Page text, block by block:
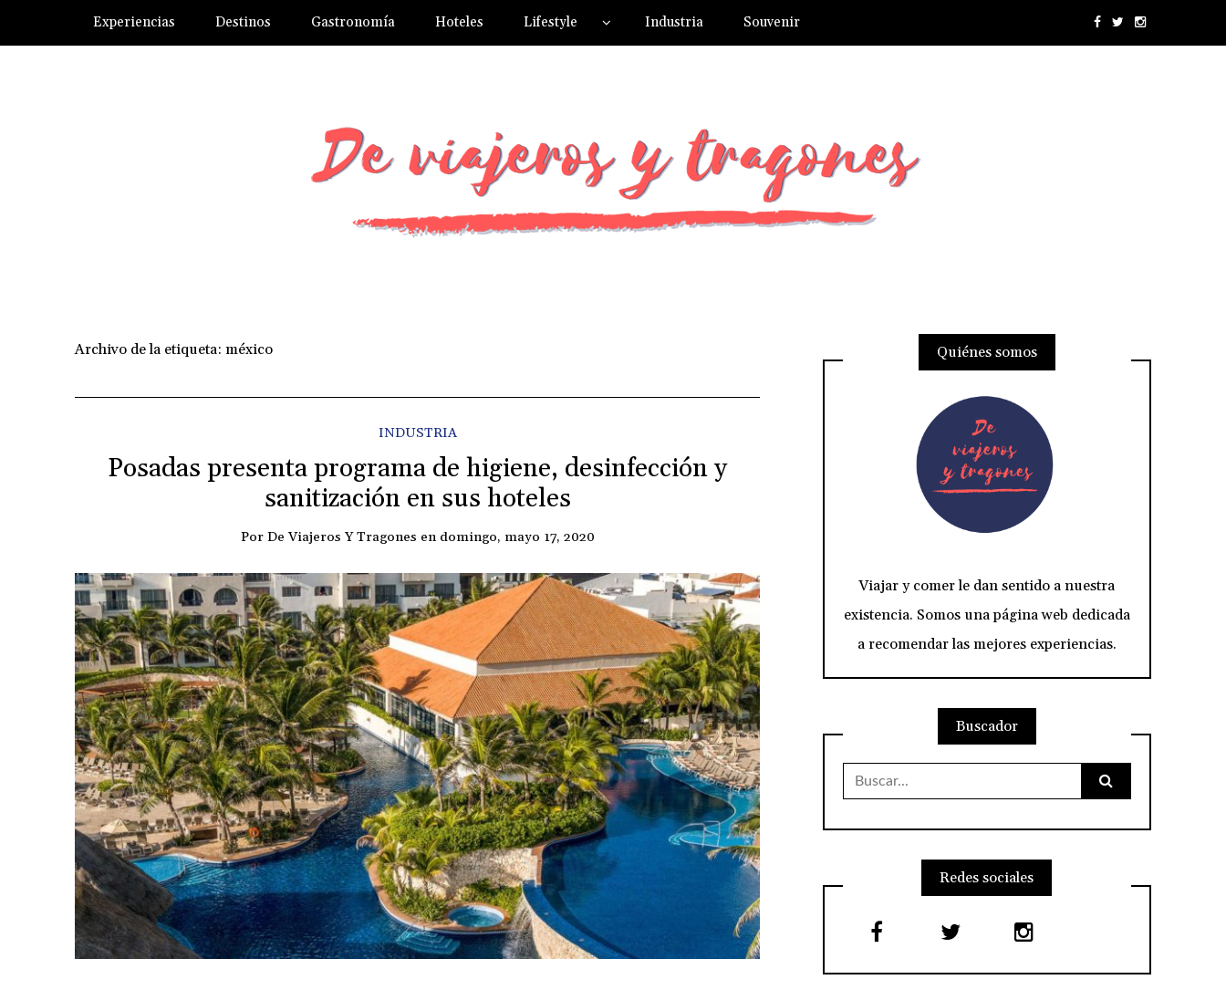
Experiencias Destinos Gastronomía Hoteles Lifestyle Industria Souvenir
Archivo de la etiqueta: méxico
INDUSTRIA
Posadas presenta programa de higiene, desinfección y
sanitización en sus hoteles
Por De Viajeros Y Tragones en domingo, mayo 17, 2020
Quiénes somos
Viajar y comer le dan sentido a nuestra
existencia. Somos una página web dedicada
a recomendar las mejores experiencias.
Buscador
Redes sociales